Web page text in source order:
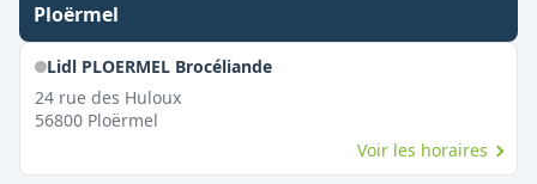
Ploërmel
Lidl PLOERMEL Brocéliande
24 rue des Huloux
56800 Ploërmel
Voir les horaires